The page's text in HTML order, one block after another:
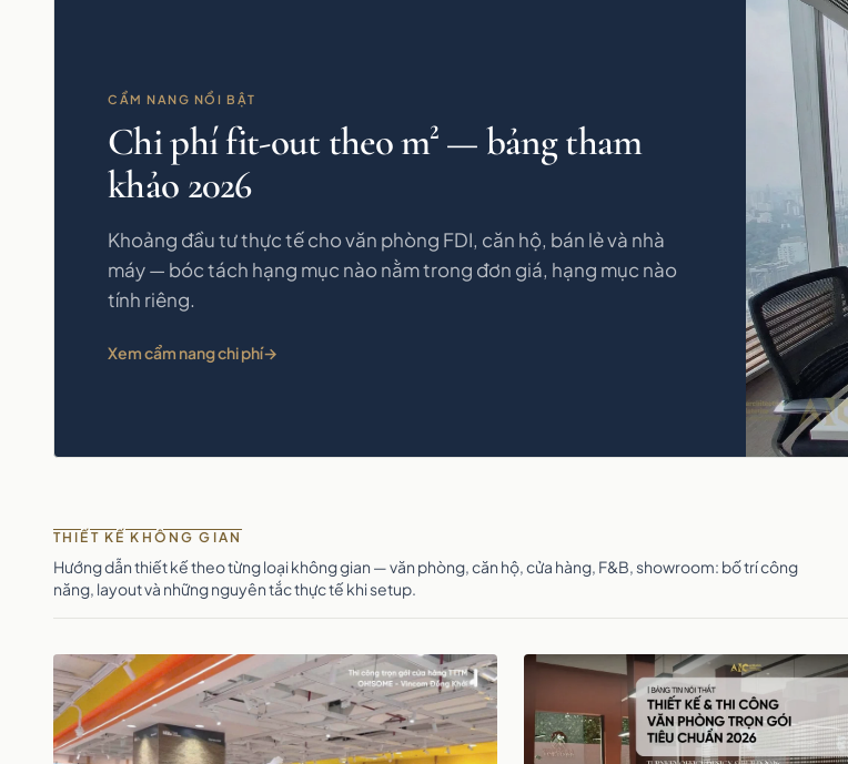
CẨM NANG NỔI BẬT
Chi phí fit-out theo m² — bảng tham
khảo 2026
Khoảng đầu tư thực tế cho văn phòng FDI, căn hộ, bán lẻ và nhà
máy — bóc tách hạng mục nào nằm trong đơn giá, hạng mục nào
tính riêng.
Xem cẩm nang chi phí
THIẾT KẾ KHÔNG GIAN
Hướng dẫn thiết kế theo từng loại không gian — văn phòng, căn hộ, cửa hàng, F&B, showroom: bố trí công
năng, layout và những nguyên tắc thực tế khi setup.